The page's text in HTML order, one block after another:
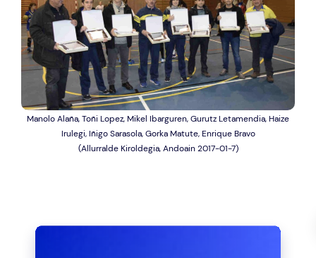
Manolo Alaña, Toñi Lopez, Mikel Ibarguren, Gurutz Letamendia, Haize
Irulegi, Iñigo Sarasola, Gorka Matute, Enrique Bravo
(Allurralde Kiroldegia, Andoain 2017-01-7)